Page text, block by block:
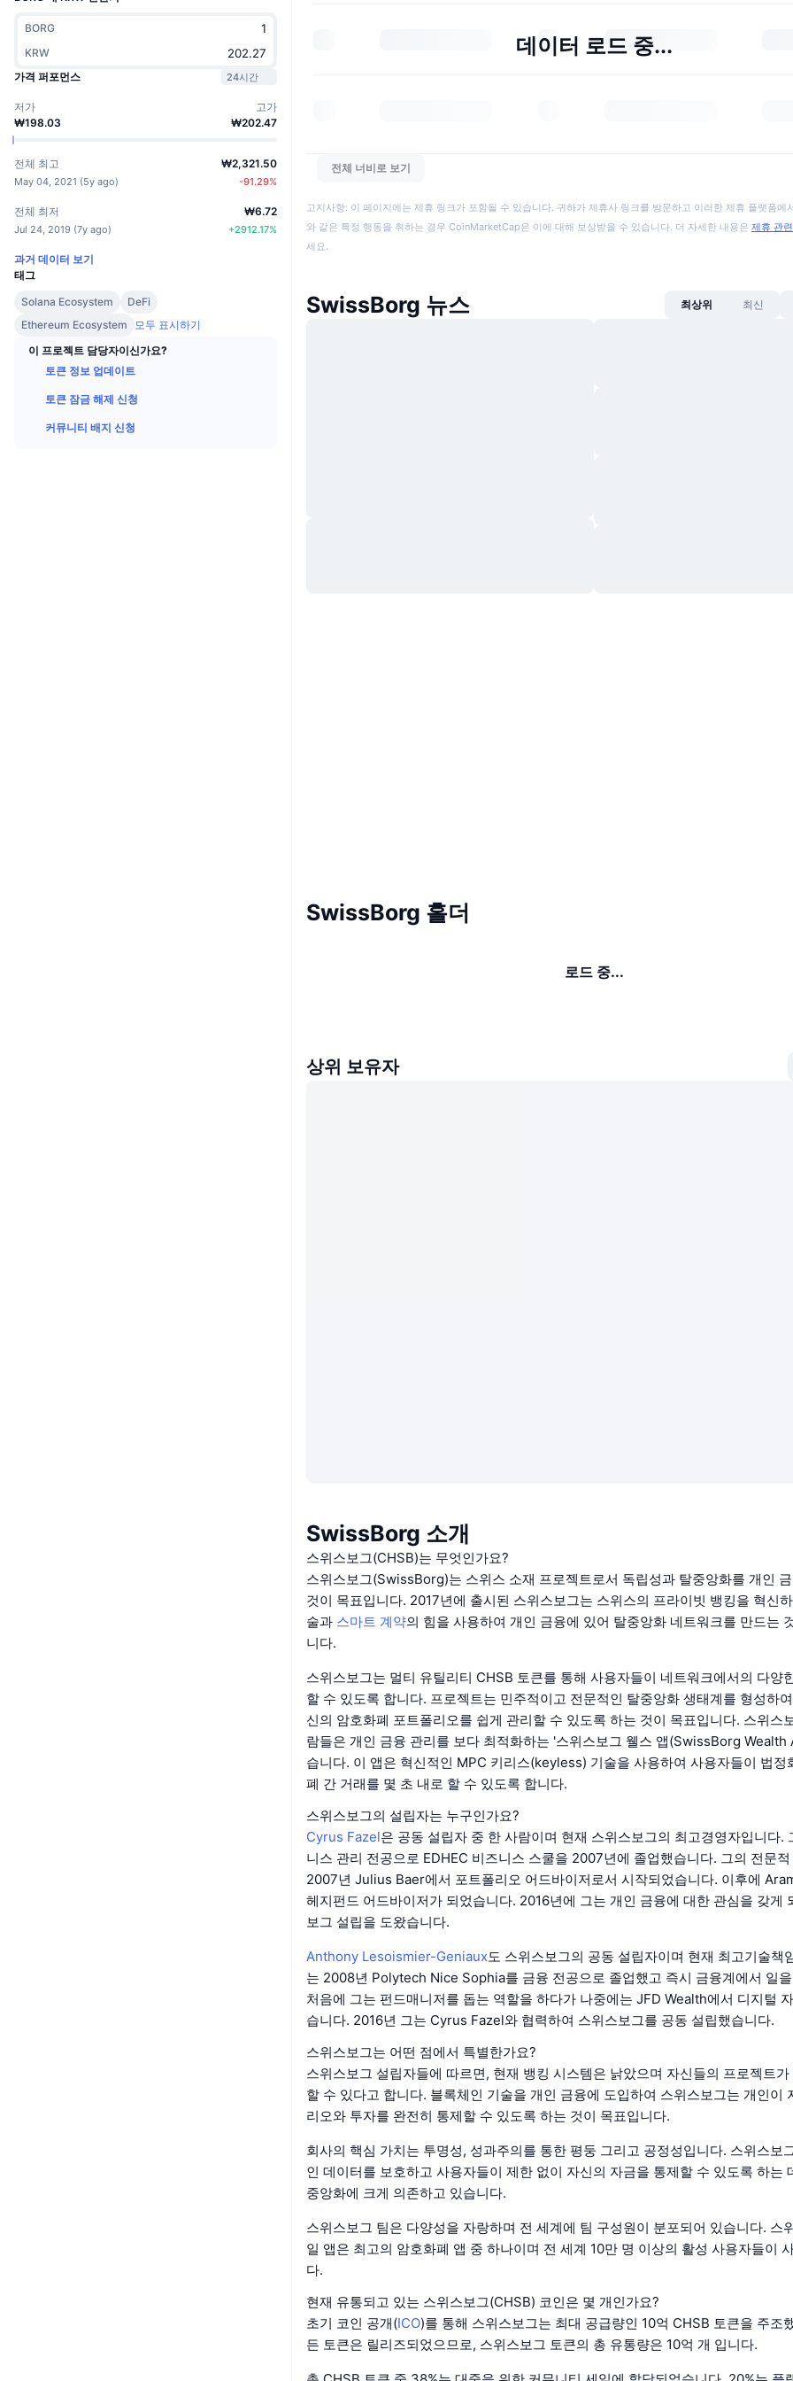
BORG
KRW
가격 퍼포먼스
24시간
저가
₩198.03
고가
₩202.47
전체 최고
May 04, 2021 (5y ago)
₩2,321.50
-91.29%
전체 최저
Jul 24, 2019 (7y ago)
₩6.72
+2912.17%
과거 데이터 보기
태그
Solana Ecosystem
DeFi
Ethereum Ecosystem
모두 표시하기
이 프로젝트 담당자이신가요?
토큰 정보 업데이트
토큰 잠금 해제 신청
커뮤니티 배지 신청
데이터 로드 중...
전체 너비로 보기
고지사항: 이 페이지에는 제휴 링크가 포함될 수 있습니다. 귀하가 제휴사 링크를 방문하고 이러한 제휴 플랫폼에
와 같은 특정 행동을 취하는 경우 CoinMarketCap은 이에 대해 보상받을 수 있습니다. 더 자세한 내용은 제휴 관
세요.
SwissBorg 뉴스 최상위 최신
SwissBorg 홀더
로드 중...
상위 보유자
SwissBorg 소개
스위스보그(CHSB)는 무엇인가요?
스위스보그(SwissBorg)는 스위스 소재 프로젝트로서 독립성과 탈중앙화를 개인
것이 목표입니다. 2017년에 출시된 스위스보그는 스위스의 프라이빗 뱅킹을 혁신
술과 스마트 계약의 힘을 사용하여 개인 금융에 있어 탈중앙화 네트워크를 만드는
니다.
스위스보그는 멀티 유틸리티 CHSB 토큰를 통해 사용자들이 네트워크에서의 다양
할 수 있도록 합니다. 프로젝트는 민주적이고 전문적인 탈중앙화 생태계를 형성하
신의 암호화폐 포트폴리오를 쉽게 관리할 수 있도록 하는 것이 목표입니다. 스위스
람들은 개인 금융 관리를 보다 최적화하는 '스위스보그 웰스 앱(SwissBorg Wealth
습니다. 이 앱은 혁신적인 MPC 키리스(keyless) 기술을 사용하여 사용자들이 법정
폐 간 거래를 몇 초 내로 할 수 있도록 합니다.
스위스보그의 설립자는 누구인가요?
Cyrus Fazel은 공동 설립자 중 한 사람이며 현재 스위스보그의 최고경영자입니다.
니스 관리 전공으로 EDHEC 비즈니스 스쿨을 2007년에 졸업했습니다. 그의 전문
2007년 Julius Baer에서 포트폴리오 어드바이저로서 시작되었습니다. 이후에
헤지펀드 어드바이저가 되었습니다. 2016년에 그는 개인 금융에 대한 관심을 갖게
보그 설립을 도왔습니다.
Anthony Lesoismier-Geniaux도 스위스보그의 공동 설립자이며 현재 최고기술책
는 2008년 Polytech Nice Sophia를 금융 전공으로 졸업했고 즉시 금융계에서 일
처음에 그는 펀드매니저를 돕는 역할을 하다가 나중에는 JFD Wealth에서 디지털
습니다. 2016년 그는 Cyrus Fazel와 협력하여 스위스보그를 공동 설립했습니다.
스위스보그는 어떤 점에서 특별한가요?
스위스보그 설립자들에 따르면, 현재 뱅킹 시스템은 낡았으며 자신들의 프로젝트가
할 수 있다고 합니다. 블록체인 기술을 개인 금융에 도입하여 스위스보그는 개인이
리오와 투자를 완전히 통제할 수 있도록 하는 것이 목표입니다.
회사의 핵심 가치는 투명성, 성과주의를 통한 평둥 그리고 공정성입니다. 스위스보
인 데이터를 보호하고 사용자들이 제한 없이 자신의 자금을 통제할 수 있도록 하는
중앙화에 크게 의존하고 있습니다.
스위스보그 팀은 다양성을 자랑하며 전 세계에 팀 구성원이 분포되어 있습니다. 스
일 앱은 최고의 암호화폐 앱 중 하나이며 전 세계 10만 명 이상의 활성 사용자들이
다.
현재 유통되고 있는 스위스보그(CHSB) 코인은 몇 개인가요?
초기 코인 공개(ICO)를 통해 스위스보그는 최대 공급량인 10억 CHSB 토큰을 주조
든 토큰은 릴리즈되었으므로, 스위스보그 토큰의 총 유통량은 10억 개 입니다.